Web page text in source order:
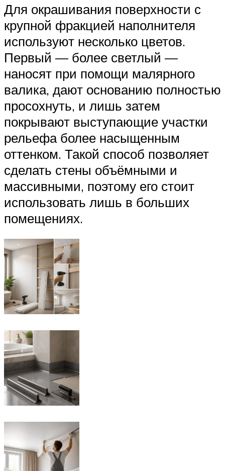
Для окрашивания поверхности с
крупной фракцией наполнителя
используют несколько цветов.
Первый — более светлый —
наносят при помощи малярного
валика, дают основанию полностью
просохнуть, и лишь затем
покрывают выступающие участки
рельефа более насыщенным
оттенком. Такой способ позволяет
сделать стены объёмными и
массивными, поэтому его стоит
использовать лишь в больших
помещениях.